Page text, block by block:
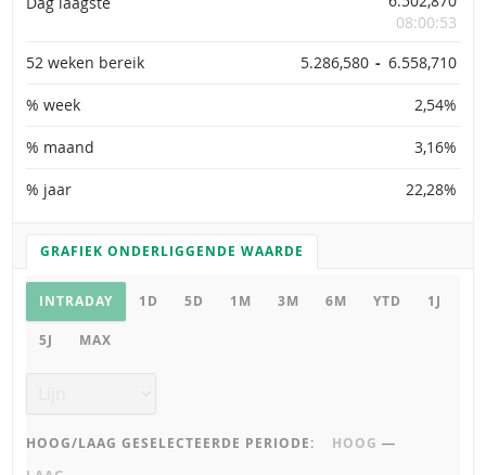
08:00:53
52 weken bereik
5.286,580 - 6.558,710
% week 2,54%
% maand 3,16%
% jaar 22,28%
GRAFIEK ONDERLIGGENDE WAARDE
Grafiek onderliggende waarde
GRAFIEK INSTELLINGEN
INTRADAY
1D 5D 1M 3M 6M YTD 1J
5J MAX
HOOG/LAAG GESELECTEERDE PERIODE: HOOG ―